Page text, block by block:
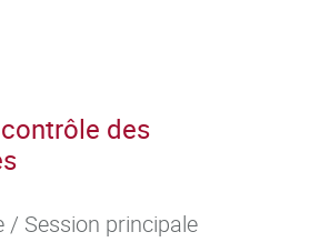
des
/ Session principale